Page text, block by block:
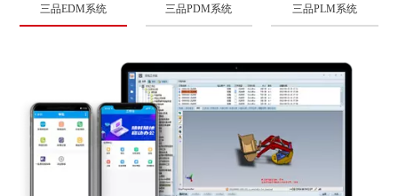
三品EDM系统 三品PDM系统 三品PLM系统